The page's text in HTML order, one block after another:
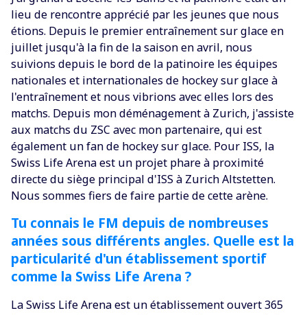
lieu de rencontre apprécié par les jeunes que nous
étions. Depuis le premier entraînement sur glace en
juillet jusqu'à la fin de la saison en avril, nous
suivions depuis le bord de la patinoire les équipes
nationales et internationales de hockey sur glace à
l'entraînement et nous vibrions avec elles lors des
matchs. Depuis mon déménagement à Zurich, j'assiste
aux matchs du ZSC avec mon partenaire, qui est
également un fan de hockey sur glace. Pour ISS, la
Swiss Life Arena est un projet phare à proximité
directe du siège principal d'ISS à Zurich Altstetten.
Nous sommes fiers de faire partie de cette arène.
Tu connais le FM depuis de nombreuses
années sous différents angles. Quelle est la
particularité d'un établissement sportif
comme la Swiss Life Arena ?
La Swiss Life Arena est un établissement ouvert 365